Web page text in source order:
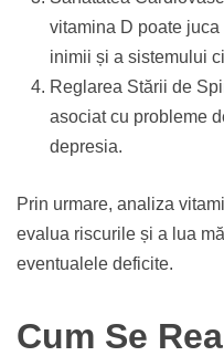
vitamina D poate
inimii și a sistemului
Reglarea Stării de
asociat cu probleme
depresia.
Prin urmare, analiza
evalua riscurile și a lua
eventualele deficite.
Cum Se